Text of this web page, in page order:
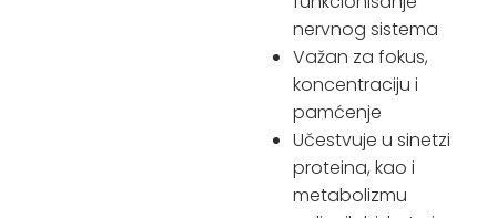
nervnog sistema
Važan za fokus,
koncentraciju i
pamćenje
Učestvuje u sinetzi
proteina, kao i
metabolizmu